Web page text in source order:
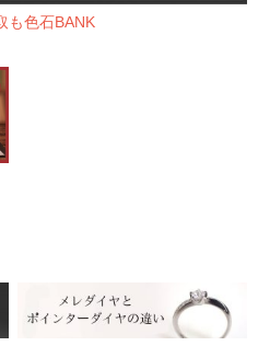
も色石BANK